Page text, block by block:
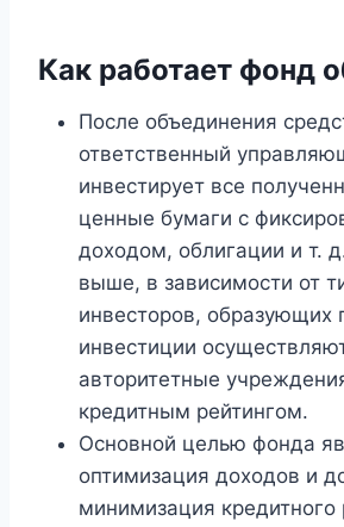
Как работает фонд
После объединения
ответственный
инвестирует все
ценные бумаги с
доходом, облигации и т.
выше, в зависимости от
инвесторов, образующих
инвестиции
авторитетные
кредитным рейтингом.
Основной целью фонда
оптимизация доходов и
минимизация кредитного